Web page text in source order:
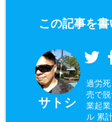
この記事を
サトシ
過労
売で
業起
ル 累